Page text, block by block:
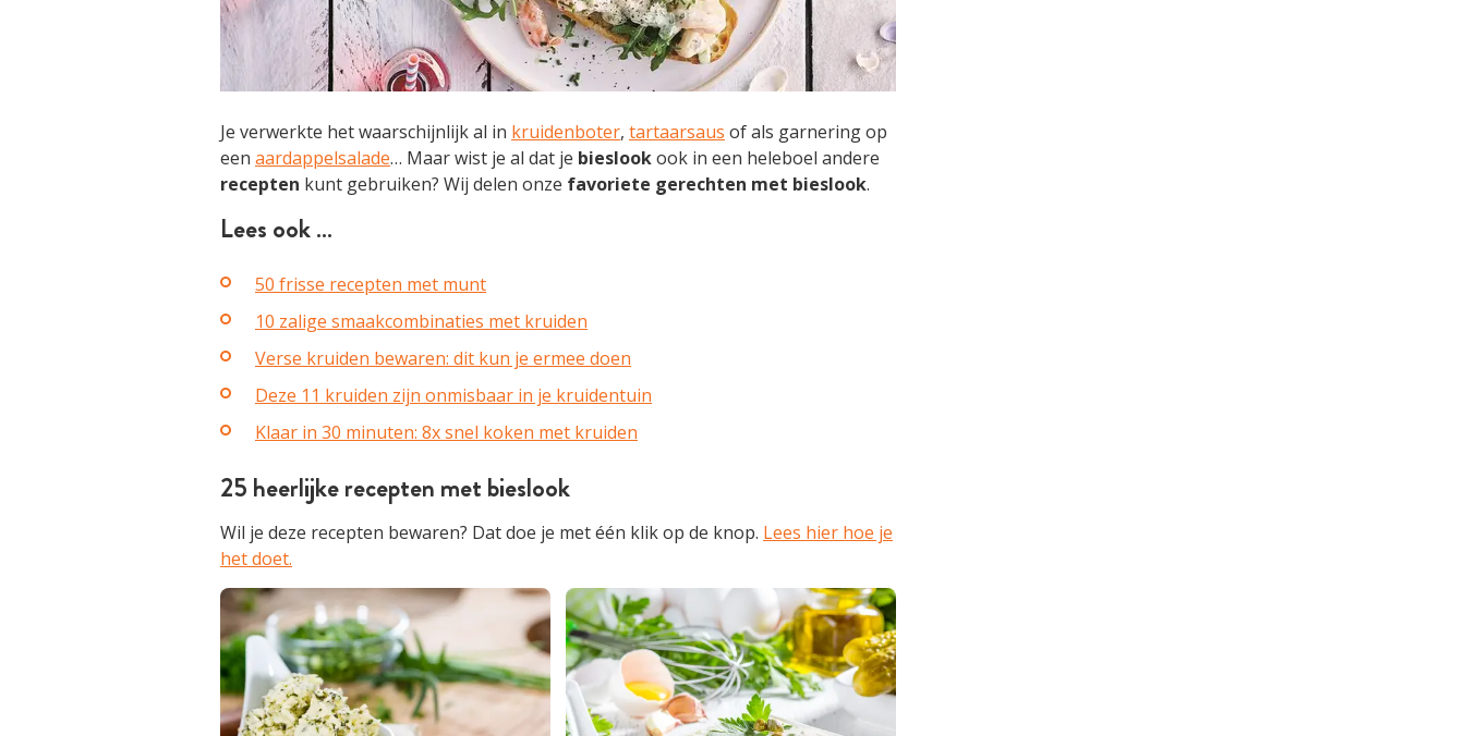
Je verwerkte het waarschijnlijk al in kruidenboter, tartaarsaus of als garnering op
een aardappelsalade… Maar wist je al dat je bieslookook in een heleboel andere
recepten kunt gebruiken? Wij delen onze favoriete gerechten met bieslook.
Lees ook …
50 frisse recepten met munt
10 zalige smaakcombinaties met kruiden
Verse kruiden bewaren: dit kun je ermee doen
Deze 11 kruiden zijn onmisbaar in je kruidentuin
Klaar in 30 minuten: 8x snel koken met kruiden
25 heerlijke recepten met bieslook
Wil je deze recepten bewaren? Dat doe je met één klik op de knop. Lees hier hoe je
het doet.